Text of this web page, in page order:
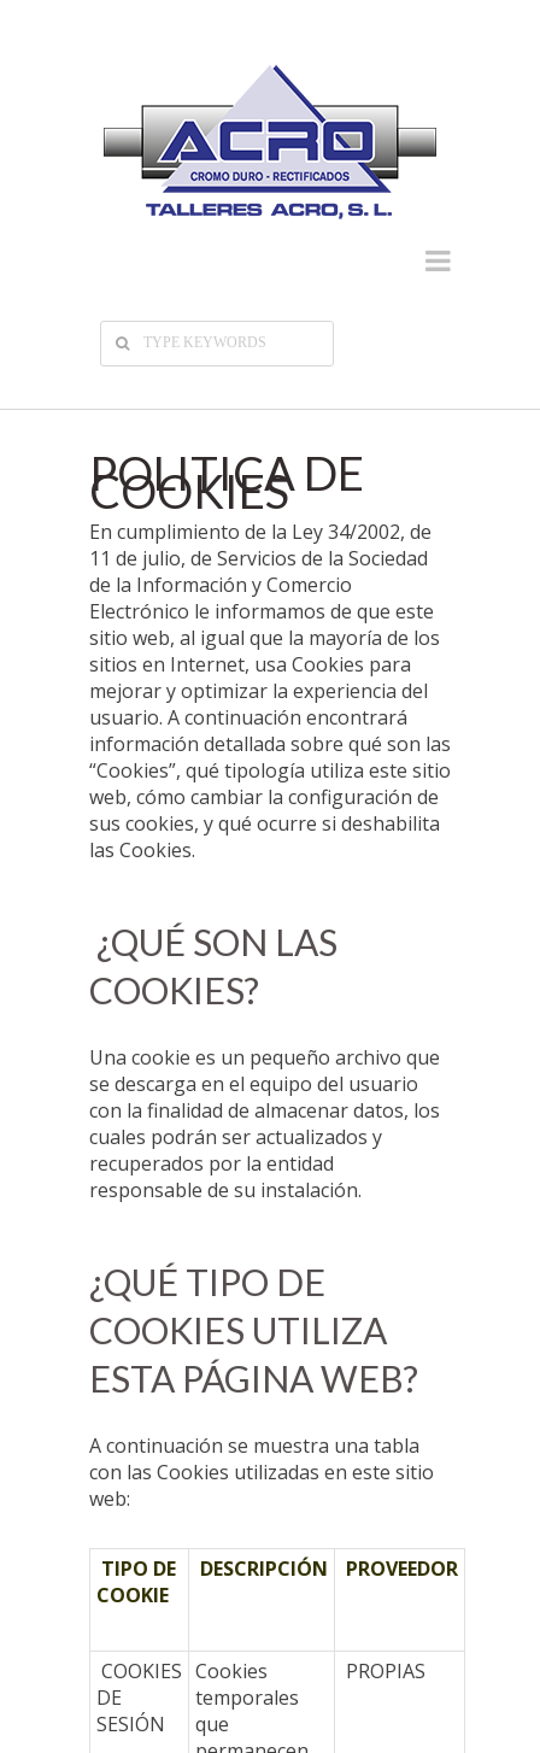
POLITICA DE
COOKIES
En cumplimiento de la Ley 34/2002, de
11 de julio, de Servicios de la Sociedad
de la Información y Comercio
Electrónico le informamos de que este
sitio web, al igual que la mayoría de los
sitios en Internet, usa Cookies para
mejorar y optimizar la experiencia del
usuario. A continuación encontrará
información detallada sobre qué son las
“Cookies”, qué tipología utiliza este sitio
web, cómo cambiar la configuración de
sus cookies, y qué ocurre si deshabilita
las Cookies.
¿QUÉ SON LAS
COOKIES?
Una cookie es un pequeño archivo que
se descarga en el equipo del usuario
con la finalidad de almacenar datos, los
cuales podrán ser actualizados y
recuperados por la entidad
responsable de su instalación.
¿QUÉ TIPO DE
COOKIES UTILIZA
ESTA PÁGINA WEB?
A continuación se muestra una tabla
con las Cookies utilizadas en este sitio
web:
TIPO DE
COOKIE
DESCRIPCIÓN PROVEEDOR
COOKIES
DE
SESIÓN
Cookies
temporales
que
PROPIAS